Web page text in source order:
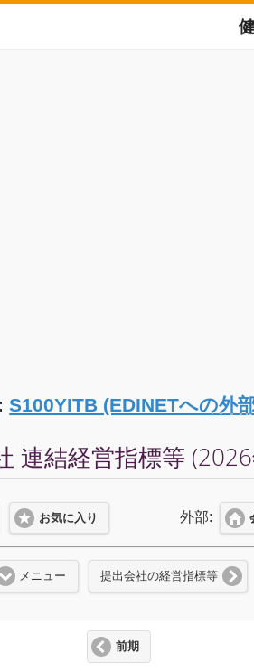
:S100YITB (EDINETへの外
連結経営指標等
お気に入り 外部:
メニュー 提出会社の経営指標等
前期